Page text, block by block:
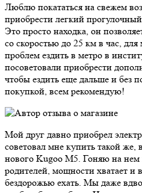
Люблю покататься на свежем
приобрести легкий
Это просто находка, он
со скоростью до 25 км в час,
проблем ездить в метро в
посоветовали приобрести
чтобы ездить еще дальше и без
покупкой, всем рекомендую!
Мой друг давно приобрел
советовал мне купить такой же,
нового Kugoo M5. Гоняю на нем
родителей, мощности хватает и
бездорожью ехать. Мы даже